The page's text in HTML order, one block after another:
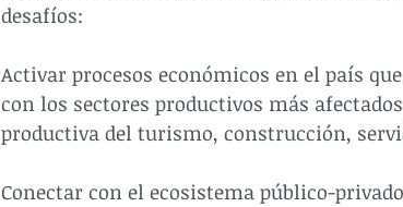
desafíos:
Activar procesos económicos en el país
con los sectores productivos más
productiva del turismo, construcción,
Conectar con el ecosistema público-